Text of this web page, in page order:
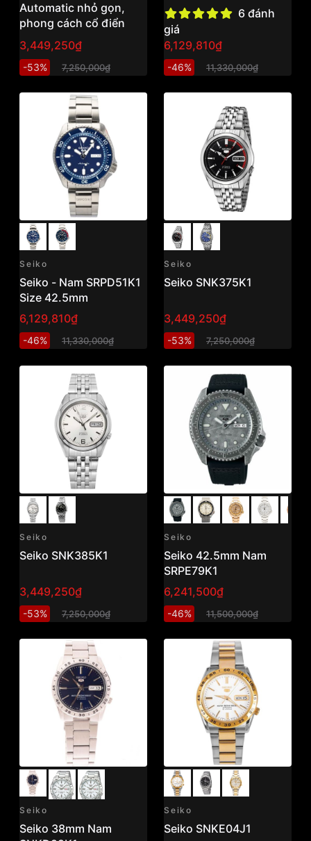
Automatic nhỏ gọn,
phong cách cổ điển
Nhật Bản
3,449,250₫
-53% 7,250,000₫
6 đánh
giá
6,129,810₫
-46% 11,330,000₫
Seiko
Seiko - Nam SRPD51K1
Size 42.5mm
6,129,810₫
-46% 11,330,000₫
Seiko
Seiko SNK375K1
3,449,250₫
-53% 7,250,000₫
Seiko
Seiko SNK385K1
3,449,250₫
-53% 7,250,000₫
Seiko
Seiko 42.5mm Nam
SRPE79K1
6,241,500₫
-46% 11,500,000₫
Seiko
Seiko 38mm Nam
Seiko
Seiko SNKE04J1